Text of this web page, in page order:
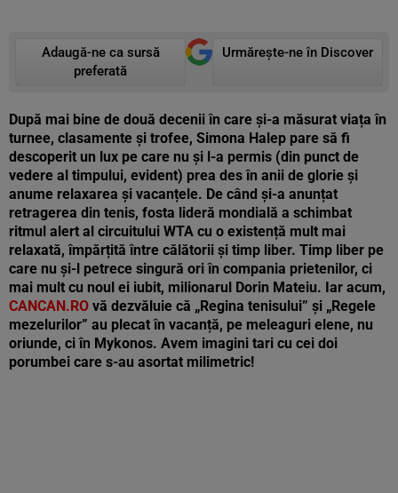
Adaugă-ne ca sursă
preferată
Urmărește-ne în Discover
După mai bine de două decenii în care și-a măsurat viața în
turnee, clasamente și trofee, Simona Halep pare să fi
descoperit un lux pe care nu și l-a permis (din punct de
vedere al timpului, evident) prea des în anii de glorie și
anume relaxarea și vacanțele. De când și-a anunțat
retragerea din tenis, fosta lideră mondială a schimbat
ritmul alert al circuitului WTA cu o existență mult mai
relaxată, împărțită între călătorii și timp liber. Timp liber pe
care nu și-l petrece singură ori în compania prietenilor, ci
mai mult cu noul ei iubit, milionarul Dorin Mateiu. Iar acum,
CANCAN.RO vă dezvăluie că „Regina tenisului” și „Regele
mezelurilor” au plecat în vacanță, pe meleaguri elene, nu
oriunde, ci în Mykonos. Avem imagini tari cu cei doi
porumbei care s-au asortat milimetric!